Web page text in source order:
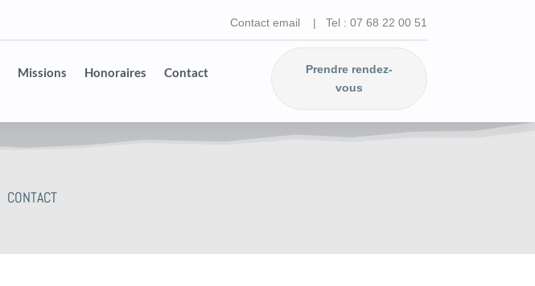
Contact email | Tel : 07 68 22 00 51
Missions Honoraires Contact
Prendre rendez-
vous
CONTACT